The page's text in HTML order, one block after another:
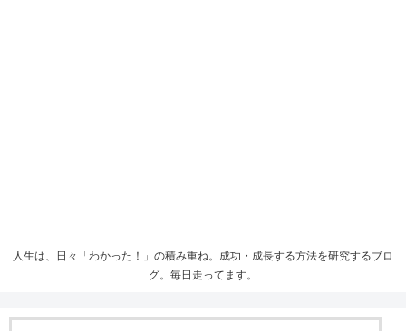
人生は、日々「わかった！」の積み重ね。成功・成長する方法を研究するブロ
グ。毎日走ってます。